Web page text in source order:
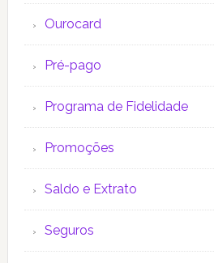
Ourocard
Pré-pago
Programa de Fidelidade
Promoções
Saldo e Extrato
Seguros